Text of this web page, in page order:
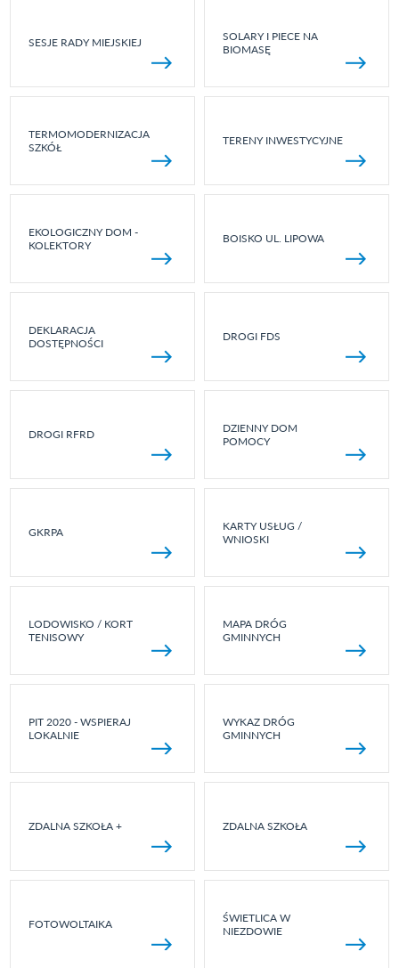
SESJE RADY MIEJSKIEJ
SOLARY I PIECE NA
BIOMASĘ
TERMOMODERNIZACJA
SZKÓŁ
TERENY INWESTYCYJNE
EKOLOGICZNY DOM -
KOLEKTORY
BOISKO UL. LIPOWA
DEKLARACJA
DOSTĘPNOŚCI
DROGI FDS
DROGI RFRD
DZIENNY DOM
POMOCY
GKRPA
KARTY USŁUG /
WNIOSKI
LODOWISKO / KORT
TENISOWY
MAPA DRÓG
GMINNYCH
PIT 2020 - WSPIERAJ
LOKALNIE
WYKAZ DRÓG
GMINNYCH
ZDALNA SZKOŁA + ZDALNA SZKOŁA
FOTOWOLTAIKA
ŚWIETLICA W
NIEZDOWIE